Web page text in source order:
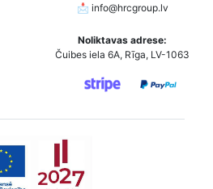
📩 info@hrcgroup.lv
Noliktavas adrese:
Čuibes iela 6A, Rīga, LV-1063